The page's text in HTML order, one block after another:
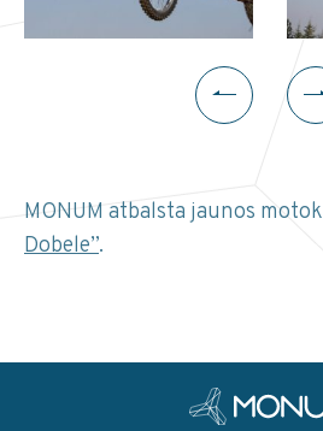
MONUM atbalsta jaunos
Dobele”.